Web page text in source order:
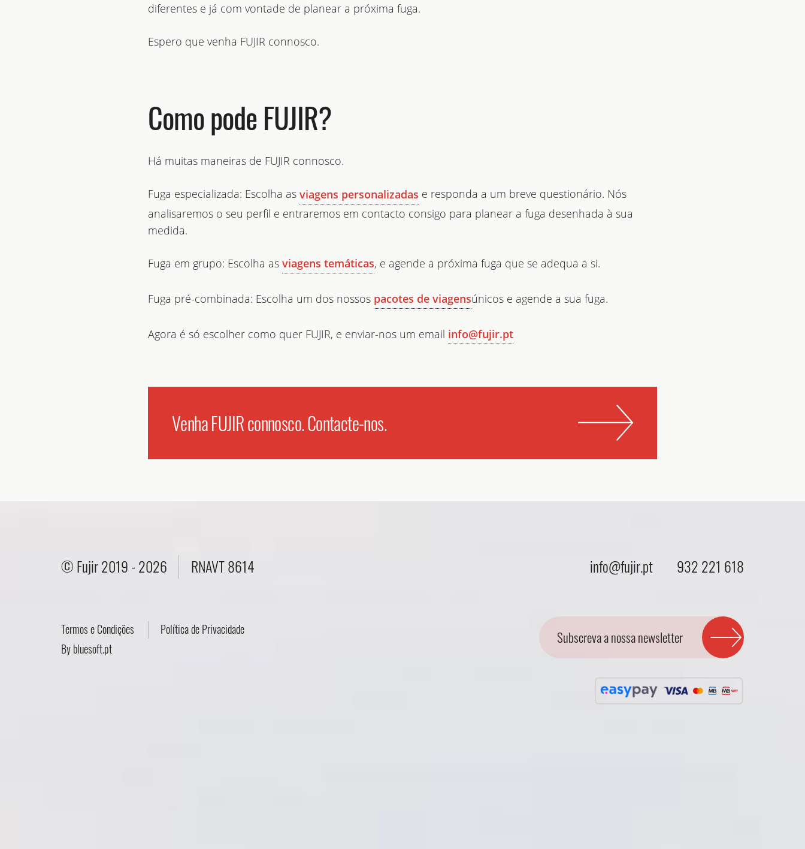
diferentes e já com vontade de planear a próxima fuga.
Espero que venha FUJIR connosco.
Como pode FUJIR?
Há muitas maneiras de FUJIR connosco.
Fuga especializada: Escolha as viagens personalizadas e responda a um breve questionário. Nós
analisaremos o seu perfil e entraremos em contacto consigo para planear a fuga desenhada à sua
medida.
Fuga em grupo: Escolha as viagens temáticas, e agende a próxima fuga que se adequa a si.
Fuga pré-combinada: Escolha um dos nossos pacotes de viagensúnicos e agende a sua fuga.
Agora é só escolher como quer FUJIR, e enviar-nos um email info@fujir.pt
Venha FUJIR connosco. Contacte-nos.
info@fujir.pt 932 221 618
Subscreva a nossa newsletter
© Fujir 2019 - 2026 RNAVT 8614
Termos e Condições
Política de Privacidade
Bybluesoft.pt